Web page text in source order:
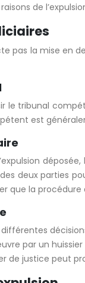
de
pas la mise en
le tribunal
est
deux parties
que la
par un huissier
de justice peut